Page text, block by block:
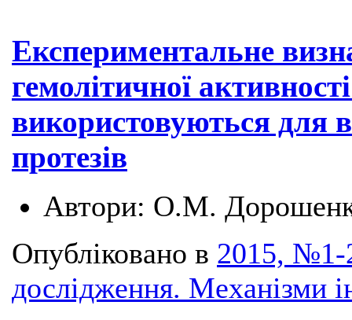
Експериментальне
гемолітичної
використовуються для
протезів
Автори: О.М.
Опубліковано в 2015, №1-
дослідження. Механізми